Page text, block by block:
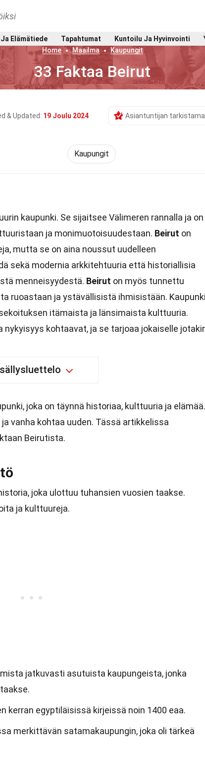
Elämätiede Tapahtumat Kuntoilu Ja Hyvinvointi
Home
Maailma Kaupungit
33 Faktaa Beirut
& Updated: 19 Joulu 2024 Asiantuntijan tarkistama
Kaupungit
kaupunki. Se sijaitsee Välimeren rannalla ja on
ja monimuotoisuudestaan. Beirut on
mutta se on aina noussut uudelleen
sekä modernia arkkitehtuuria että historiallisia
menneisyydestä. Beirut on myös tunnettu
ruoastaan ja ystävällisistä ihmisistään.
itämaista ja länsimaista kulttuuria.
nykyisyys kohtaavat, ja se tarjoaa jokaiselle
joka on täynnä historiaa, kulttuuria ja elämää.
vanha kohtaa uuden. Tässä artikkelissa
Beirutista.
joka ulottuu tuhansien vuosien taakse.
ja kulttuureja.
jatkuvasti asutuista kaupungeista, jonka
kerran egyptiläisissä kirjeissä noin 1400 eaa.
merkittävän satamakaupungin, joka oli tärkeä